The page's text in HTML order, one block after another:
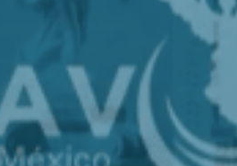
reforzando su conectividad
viajes en un mundo que
– Ciudad de México (AIFA)
ENTRE SUSTAINABLE &
al formar parte de